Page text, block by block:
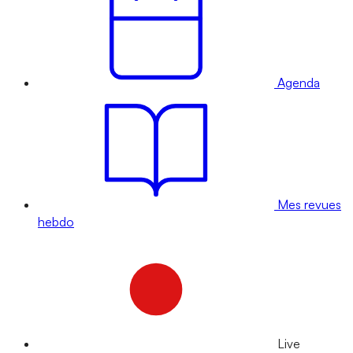
Agenda
Mes revues
hebdo
Live